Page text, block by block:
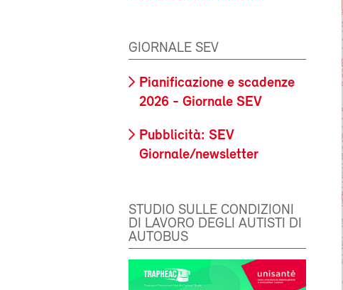
GIORNALE SEV
Pianificazione e scadenze
2026 - Giornale SEV
Pubblicità: SEV
Giornale/newsletter
STUDIO SULLE CONDIZIONI
DI LAVORO DEGLI AUTISTI DI
AUTOBUS